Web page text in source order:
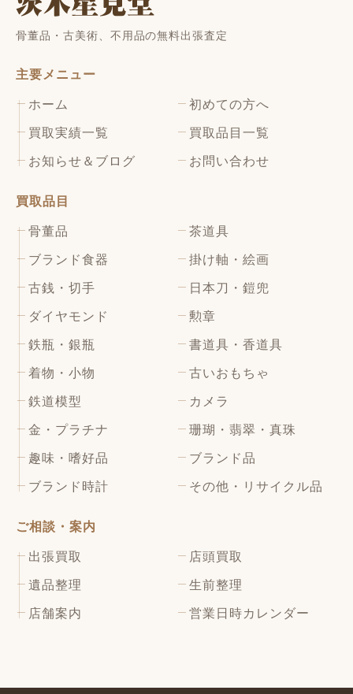
骨董品・古美術、不用品の無料出張査定
主要メニュー
ホーム 初めての方へ
買取実績一覧 買取品目一覧
お知らせ＆ブログ お問い合わせ
買取品目
骨董品 茶道具
ブランド食器 掛け軸・絵画
古銭・切手 日本刀・鎧兜
ダイヤモンド 勲章
鉄瓶・銀瓶 書道具・香道具
着物・小物 古いおもちゃ
鉄道模型 カメラ
金・プラチナ 珊瑚・翡翠・真珠
趣味・嗜好品 ブランド品
ブランド時計 その他・リサイクル品
ご相談・案内
出張買取 店頭買取
遺品整理 生前整理
店舗案内 営業日時カレンダー